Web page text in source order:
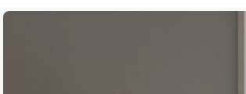
Ga